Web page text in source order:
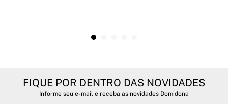
FIQUE POR DENTRO DAS NOVIDADES
Informe seu e-mail e receba as novidades Domidona